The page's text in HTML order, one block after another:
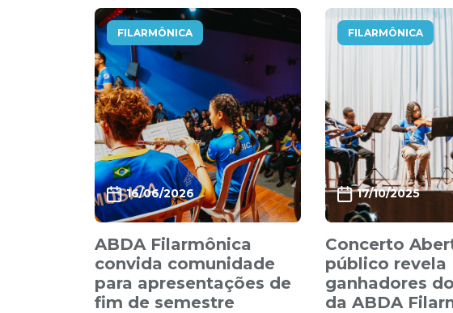
FILARMÔNICA
16/06/2026
ABDA Filarmônica
convida comunidade
para apresentações de
fim de semestre
FILARMÔNICA
17/10/2025
Concerto
público revela
ganhadores
da ABDA